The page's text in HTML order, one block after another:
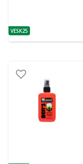
patarimas
VESK25